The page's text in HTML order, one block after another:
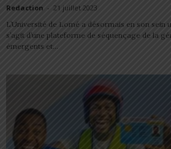
Redaction - 21 juillet 2023
L’Université de Lomé a désormais en son sein
s’agit d’une plateforme de séquençage de la
émergents et...